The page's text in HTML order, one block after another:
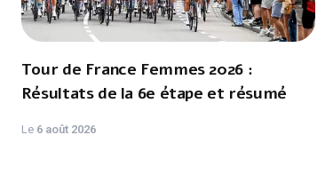
Tour de France Femmes 2026 :
Résultats de la 6e étape et résumé
Le 6 août 2026